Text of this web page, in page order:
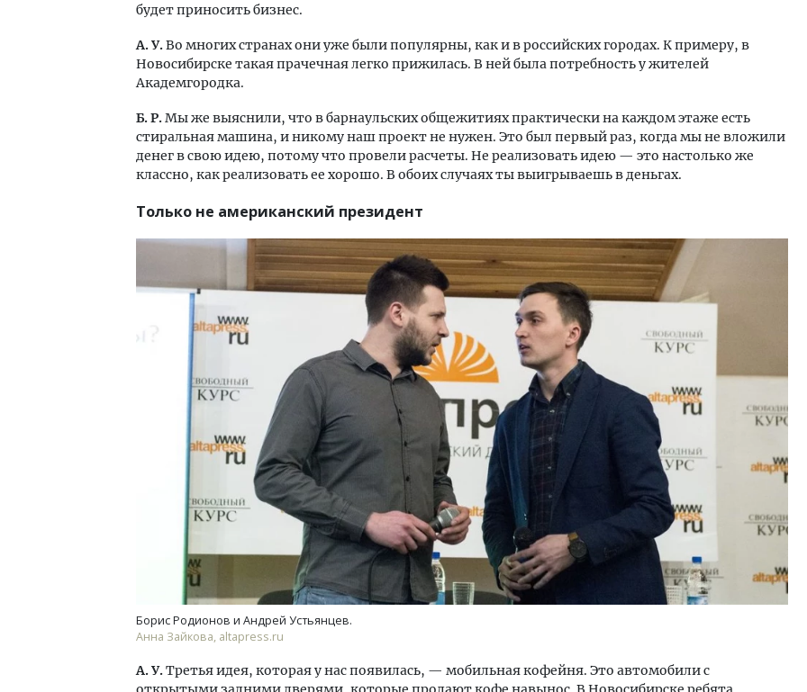
будет приносить бизнес.
А. У.Во многих странах они уже были популярны, как и в российских городах. К примеру, в
Новосибирске такая прачечная легко прижилась. В ней была потребность у жителей
Академгородка.
Б. Р.Мы же выяснили, что в барнаульских общежитиях практически на каждом этаже есть
стиральная машина, и никому наш проект не нужен. Это был первый раз, когда мы не вложили
денег в свою идею, потому что провели расчеты. Не реализовать идею — это настолько же
классно, как реализовать ее хорошо. В обоих случаях ты выигрываешь в деньгах.
Только не американский президент
Борис Родионов и Андрей Устьянцев.
Анна Зайкова, altapress.ru
А. У.Третья идея, которая у нас появилась, — мобильная кофейня. Это автомобили с